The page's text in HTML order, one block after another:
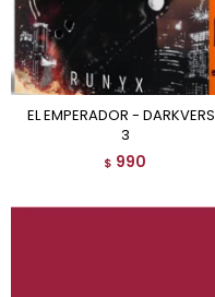
EL EMPERADOR - DARKVERSE
3
$ 990